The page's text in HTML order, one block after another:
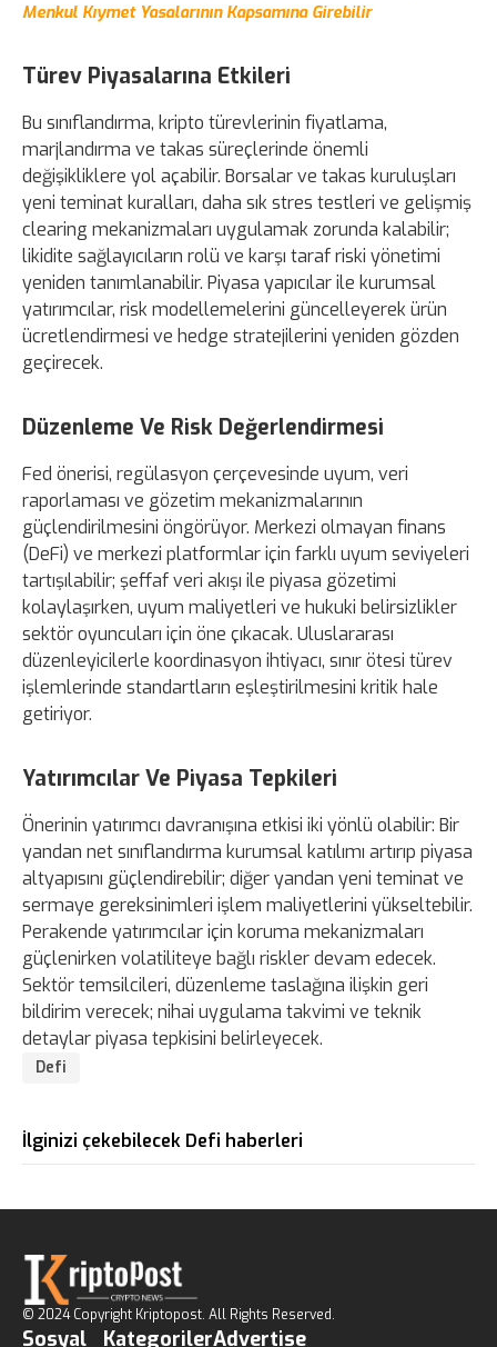
Menkul Kıymet Yasalarının Kapsamına Girebilir
Türev Piyasalarına Etkileri
Bu sınıflandırma, kripto türevlerinin fiyatlama,
marjlandırma ve takas süreçlerinde önemli
değişikliklere yol açabilir. Borsalar ve takas kuruluşları
yeni teminat kuralları, daha sık stres testleri ve gelişmiş
clearing mekanizmaları uygulamak zorunda kalabilir;
likidite sağlayıcıların rolü ve karşı taraf riski yönetimi
yeniden tanımlanabilir. Piyasa yapıcılar ile kurumsal
yatırımcılar, risk modellemelerini güncelleyerek ürün
ücretlendirmesi ve hedge stratejilerini yeniden gözden
geçirecek.
Düzenleme Ve Risk Değerlendirmesi
Fed önerisi, regülasyon çerçevesinde uyum, veri
raporlaması ve gözetim mekanizmalarının
güçlendirilmesini öngörüyor. Merkezi olmayan finans
(DeFi) ve merkezi platformlar için farklı uyum seviyeleri
tartışılabilir; şeffaf veri akışı ile piyasa gözetimi
kolaylaşırken, uyum maliyetleri ve hukuki belirsizlikler
sektör oyuncuları için öne çıkacak. Uluslararası
düzenleyicilerle koordinasyon ihtiyacı, sınır ötesi türev
işlemlerinde standartların eşleştirilmesini kritik hale
getiriyor.
Yatırımcılar Ve Piyasa Tepkileri
Önerinin yatırımcı davranışına etkisi iki yönlü olabilir: Bir
yandan net sınıflandırma kurumsal katılımı artırıp piyasa
altyapısını güçlendirebilir; diğer yandan yeni teminat ve
sermaye gereksinimleri işlem maliyetlerini yükseltebilir.
Perakende yatırımcılar için koruma mekanizmaları
güçlenirken volatiliteye bağlı riskler devam edecek.
Sektör temsilcileri, düzenleme taslağına ilişkin geri
bildirim verecek; nihai uygulama takvimi ve teknik
detaylar piyasa tepkisini belirleyecek.
Defi
İlginizi çekebilecek Defi haberleri
© 2024 Copyright Kriptopost. All Rights Reserved.
Sosyal KategorilerAdvertise